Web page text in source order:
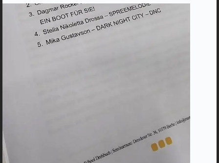
Modulwoche
4
und
Pitch